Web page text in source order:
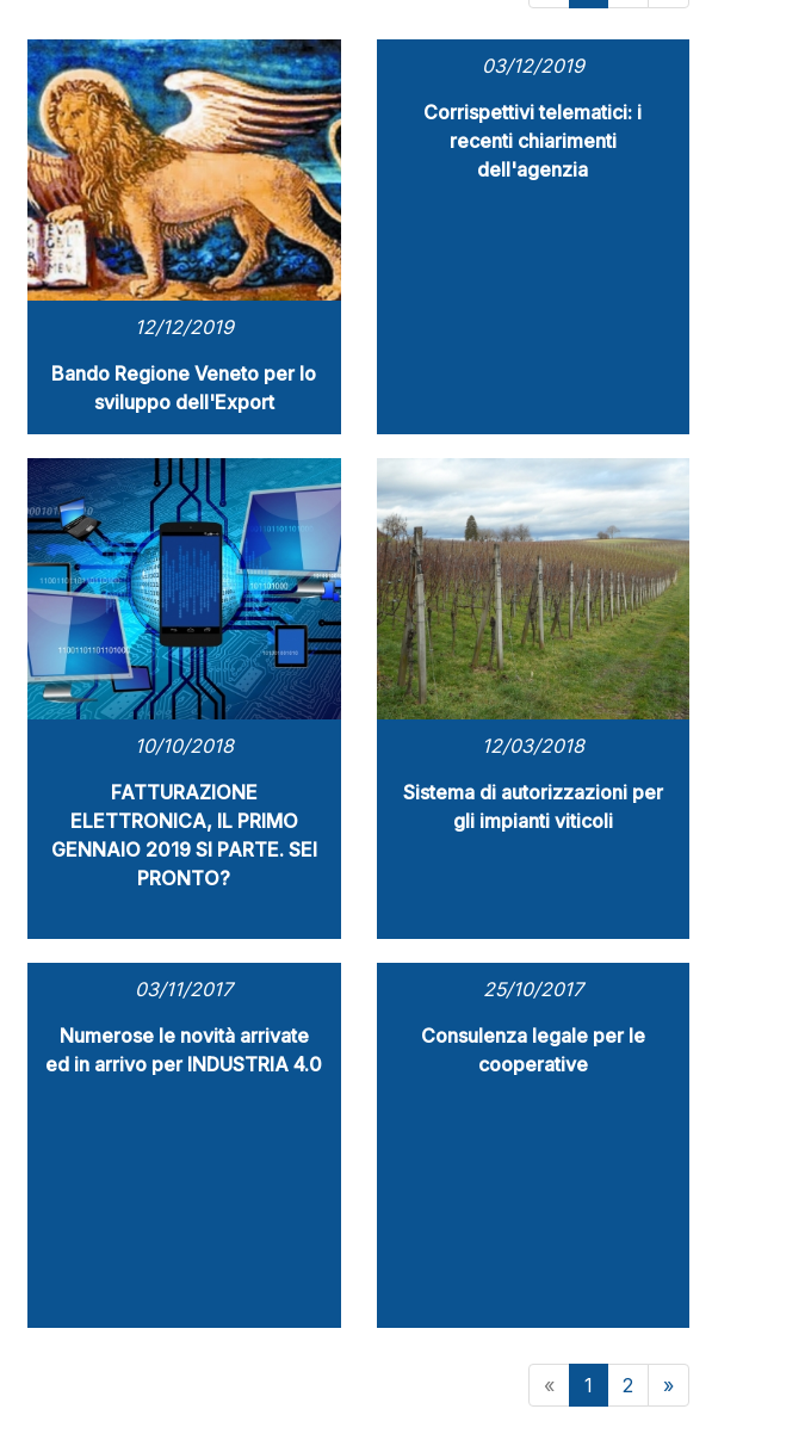
12/12/2019
Bando Regione Veneto per lo
sviluppo dell'Export
03/12/2019
Corrispettivi telematici: i
recenti chiarimenti
dell'agenzia
10/10/2018
FATTURAZIONE
ELETTRONICA, IL PRIMO
GENNAIO 2019 SI PARTE. SEI
PRONTO?
12/03/2018
Sistema di autorizzazioni per
gli impianti viticoli
03/11/2017
Numerose le novità arrivate
ed in arrivo per INDUSTRIA 4.0
25/10/2017
Consulenza legale per le
cooperative
« 1 2 »